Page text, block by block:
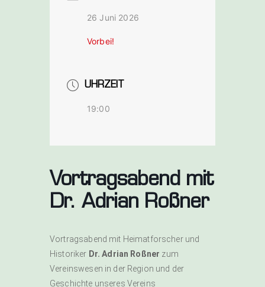
26 Juni 2026
Vorbei!
UHRZEIT
19:00
Vortragsabend mit
Dr. Adrian Roßner
Vortragsabend mit Heimatforscher und
Historiker Dr. Adrian Roßner zum
Vereinswesen in der Region und der
Geschichte unseres Vereins